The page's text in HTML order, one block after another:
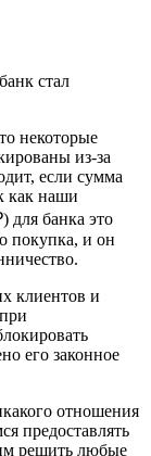
стал
некоторые
из-за
если сумма
как наши
для банка это
покупка, и он
клиентов и
его законное
отношения
предоставлять
решить любые